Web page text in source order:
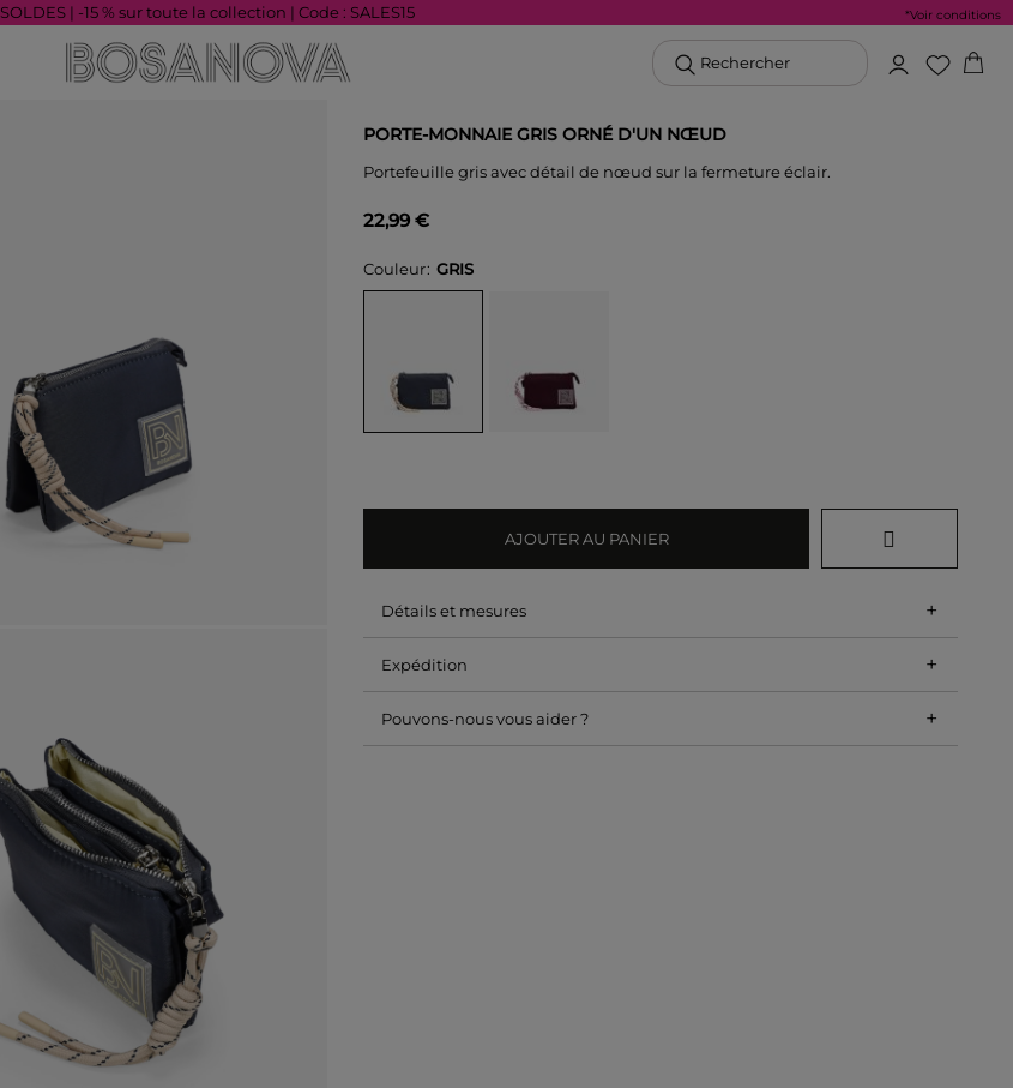
SOLDES | -15 % sur toute la collection | Code : SALES15 *Voir conditions
Rechercher
PORTE-MONNAIE GRIS ORNÉ D'UN NŒUD
Portefeuille gris avec détail de nœud sur la fermeture éclair.
22,99 €
Couleur GRIS
AJOUTER AU PANIER
Détails et mesures +
Expédition +
Pouvons-nous vous aider ? +